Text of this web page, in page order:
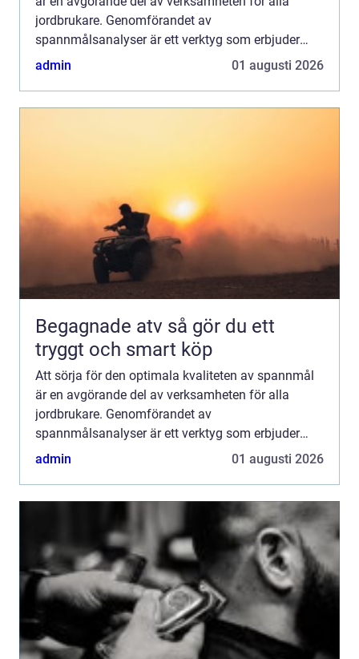
jordbrukare. Genomförandet av
spannmålsanalyser är ett verktyg som erbjuder
viktig information, vilket bidra...
admin 01 augusti 2026
Begagnade atv så gör du ett
tryggt och smart köp
Att sörja för den optimala kvaliteten av spannmål
är en avgörande del av verksamheten för alla
jordbrukare. Genomförandet av
spannmålsanalyser är ett verktyg som erbjuder
viktig information, vilket bidra...
admin 01 augusti 2026